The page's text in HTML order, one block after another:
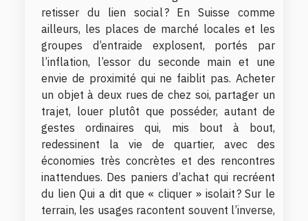
retisser du lien social ? En Suisse comme
ailleurs, les places de marché locales et les
groupes d’entraide explosent, portés par
l’inflation, l’essor du seconde main et une
envie de proximité qui ne faiblit pas. Acheter
un objet à deux rues de chez soi, partager un
trajet, louer plutôt que posséder, autant de
gestes ordinaires qui, mis bout à bout,
redessinent la vie de quartier, avec des
économies très concrètes et des rencontres
inattendues. Des paniers d’achat qui recréent
du lien Qui a dit que « cliquer » isolait ? Sur le
terrain, les usages racontent souvent l’inverse,